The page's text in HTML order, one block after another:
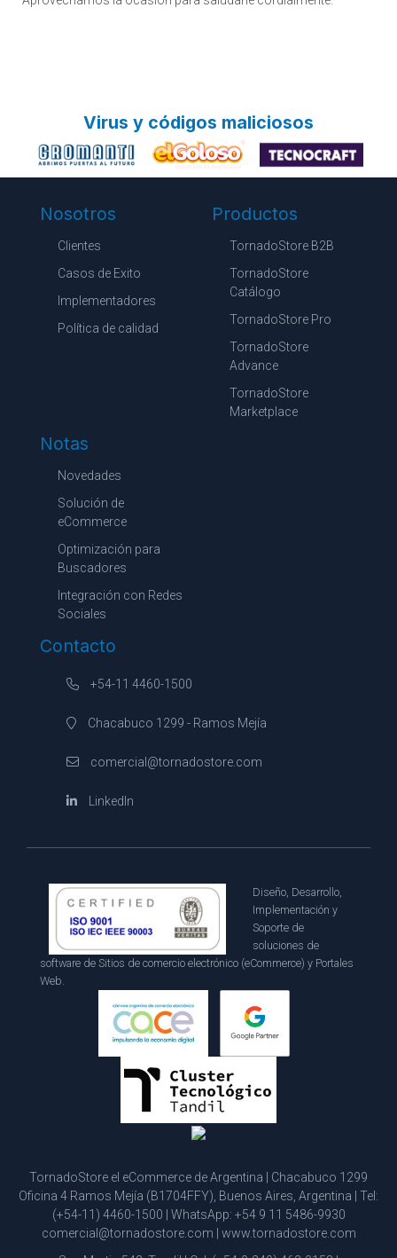
Virus y códigos maliciosos
Nosotros
Clientes
Casos de Exito
Implementadores
Política de calidad
Productos
TornadoStore B2B
TornadoStore
Catálogo
TornadoStore Pro
TornadoStore
Advance
TornadoStore
Marketplace
Notas
Novedades
Solución de
eCommerce
Optimización para
Buscadores
Integración con Redes
Sociales
Contacto
+54-11 4460-1500
Chacabuco 1299 - Ramos Mejía
comercial@tornadostore.com
LinkedIn
Diseño, Desarrollo,
Implementación y
Soporte de
soluciones de
software de Sitios de comercio electrónico (eCommerce) y Portales
Web.
TornadoStore el eCommerce de Argentina | Chacabuco 1299
Oficina 4 Ramos Mejía (B1704FFY), Buenos Aires, Argentina | Tel:
(+54-11) 4460-1500 | WhatsApp: +54 9 11 5486-9930
comercial@tornadostore.com | www.tornadostore.com